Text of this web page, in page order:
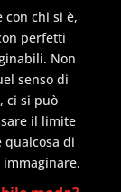
con chi si è,
perfetti
Non
senso di
ci si può
il limite
qualcosa di